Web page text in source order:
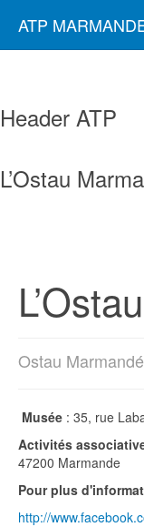
ATP
Header ATP
L’Ostau
Ostau
Musée : 35, rue
Activités
47200 Marmande
Pour plus
http://